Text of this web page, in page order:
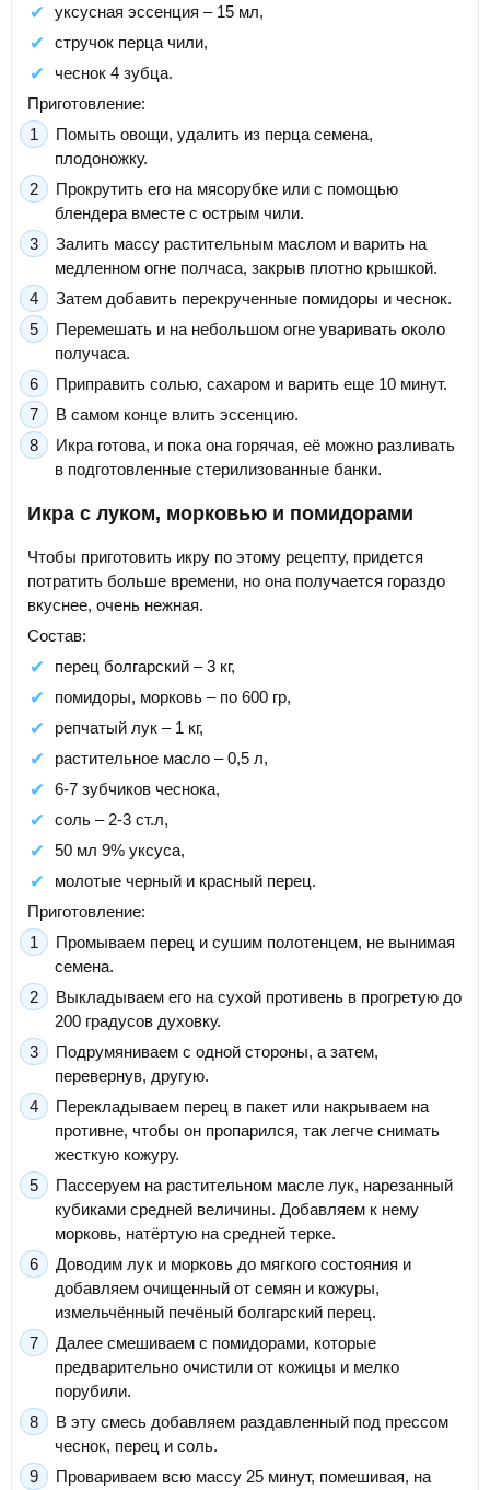
уксусная эссенция – 15 мл,
стручок перца чили,
чеснок 4 зубца.
Приготовление:
Помыть овощи, удалить из перца семена,
плодоножку.
Прокрутить его на мясорубке или с помощью
блендера вместе с острым чили.
Залить массу растительным маслом и варить на
медленном огне полчаса, закрыв плотно крышкой.
Затем добавить перекрученные помидоры и чеснок.
Перемешать и на небольшом огне уваривать около
получаса.
Приправить солью, сахаром и варить еще 10 минут.
В самом конце влить эссенцию.
Икра готова, и пока она горячая, её можно разливать
в подготовленные стерилизованные банки.
Икра с луком, морковью и помидорами
Чтобы приготовить икру по этому рецепту, придется
потратить больше времени, но она получается гораздо
вкуснее, очень нежная.
Состав:
перец болгарский – 3 кг,
помидоры, морковь – по 600 гр,
репчатый лук – 1 кг,
растительное масло – 0,5 л,
6-7 зубчиков чеснока,
соль – 2-3 ст.л,
50 мл 9% уксуса,
молотые черный и красный перец.
Приготовление:
Промываем перец и сушим полотенцем, не вынимая
семена.
Выкладываем его на сухой противень в прогретую до
200 градусов духовку.
Подрумяниваем с одной стороны, а затем,
перевернув, другую.
Перекладываем перец в пакет или накрываем на
противне, чтобы он пропарился, так легче снимать
жесткую кожуру.
Пассеруем на растительном масле лук, нарезанный
кубиками средней величины. Добавляем к нему
морковь, натёртую на средней терке.
Доводим лук и морковь до мягкого состояния и
добавляем очищенный от семян и кожуры,
измельчённый печёный болгарский перец.
Далее смешиваем с помидорами, которые
предварительно очистили от кожицы и мелко
порубили.
В эту смесь добавляем раздавленный под прессом
чеснок, перец и соль.
Провариваем всю массу 25 минут, помешивая, на